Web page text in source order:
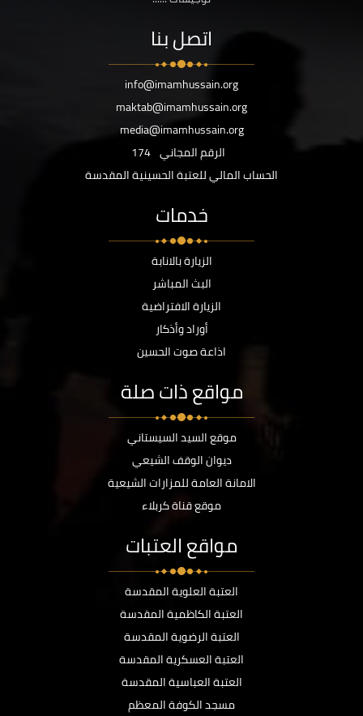
اتصل بنا
info@imamhussain.org
maktab@imamhussain.org
media@imamhussain.org
الرقم المجاني 174
الحساب المالي للعتبة الحسينية المقدسة
خدمات
الزيارة بالانابة
البث المباشر
الزيارة الافتراضية
أوراد وأذكار
اذاعة صوت الحسين
مواقع ذات صلة
موقع السيد السيستاني
ديوان الوقف الشيعي
الامانة العامة للمزارات الشيعية
موقع قناة كربلاء
مواقع العتبات
العتبة العلوية المقدسة
العتبة الكاظمية المقدسة
العتبة الرضوية المقدسة
العتبة العسكرية المقدسة
العتبة العباسية المقدسة
مسجد الكوفة المعظم